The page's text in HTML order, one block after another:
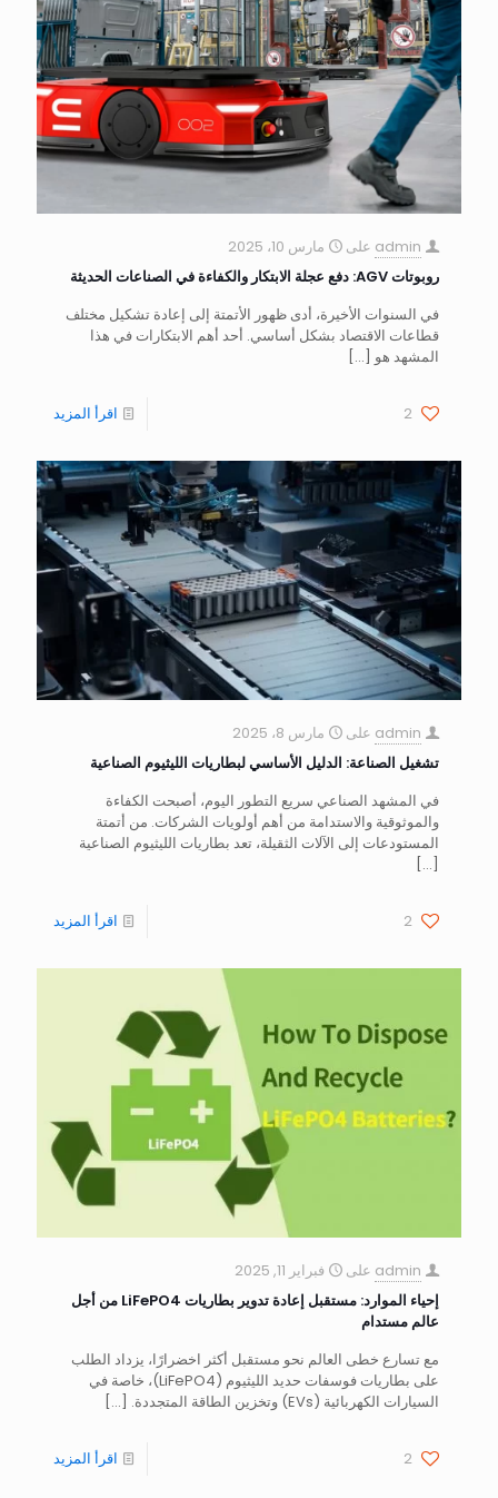
admin على
مارس 10، 2025
روبوتات AGV: دفع عجلة الابتكار والكفاءة في الصناعات الحديثة
في السنوات الأخيرة، أدى ظهور الأتمتة إلى إعادة تشكيل مختلف
قطاعات الاقتصاد بشكل أساسي. أحد أهم الابتكارات في هذا
المشهد هو […]
2 اقرأ المزيد
admin على
مارس 8، 2025
تشغيل الصناعة: الدليل الأساسي لبطاريات الليثيوم الصناعية
في المشهد الصناعي سريع التطور اليوم، أصبحت الكفاءة
والموثوقية والاستدامة من أهم أولويات الشركات. من أتمتة
المستودعات إلى الآلات الثقيلة، تعد بطاريات الليثيوم الصناعية
[…]
2 اقرأ المزيد
admin على
فبراير 11, 2025
إحياء الموارد: مستقبل إعادة تدوير بطاريات LiFePO4 من أجل
عالم مستدام
مع تسارع خطى العالم نحو مستقبل أكثر اخضرارًا، يزداد الطلب
على بطاريات فوسفات حديد الليثيوم (LiFePO4)، خاصة في
السيارات الكهربائية (EVs) وتخزين الطاقة المتجددة.
[…]
2 اقرأ المزيد